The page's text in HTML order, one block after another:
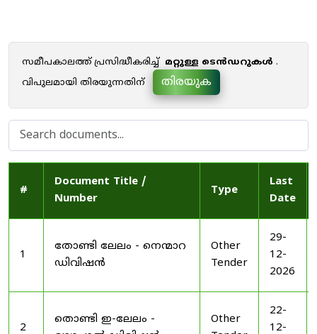
സമീപകാലത്ത് പ്രസിദ്ധീകരിച്ച് മറ്റുള്ള ടെൻഡറുകൾ .
വിപുലമായി തിരയുന്നതിന്
തിരയുക
#
Document Title /
Number
Type
Last
Date
1
തോണ്ടി ലേലം - നെന്മാറ
ഡിവിഷൻ
Other
Tender
29-
12-
2026
2
തൊണ്ടി ഇ-ലേലം -
Other
22-
12-